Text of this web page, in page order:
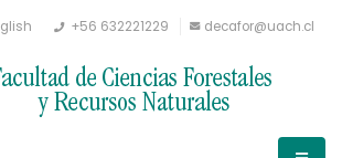
+56 632221229 decafor@uach.cl